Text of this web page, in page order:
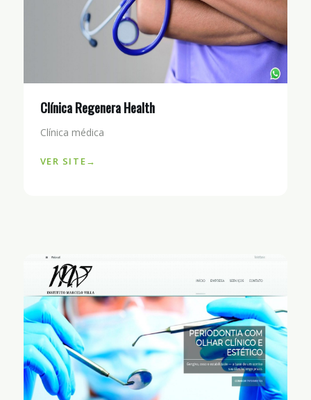
Clínica Regenera Health
Clínica médica
VER SITE